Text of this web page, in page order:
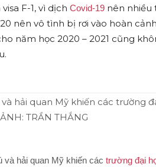
F-1, vì dịch Covid-19 nên nhiều
nên vô tình bị rơi vào hoàn
năm học 2020 – 2021 cũng
hải quan Mỹ khiến các trường đại